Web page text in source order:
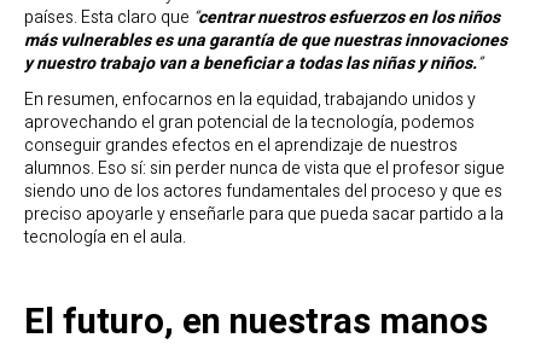
países. Esta claro que “centrar nuestros esfuerzos en los niños
más vulnerables es una garantía de que nuestras innovaciones
y nuestro trabajo van a beneficiar a todas las niñas y niños.”
En resumen, enfocarnos en la equidad, trabajando unidos y
aprovechando el gran potencial de la tecnología, podemos
conseguir grandes efectos en el aprendizaje de nuestros
alumnos. Eso sí: sin perder nunca de vista que el profesor sigue
siendo uno de los actores fundamentales del proceso y que es
preciso apoyarle y enseñarle para que pueda sacar partido a la
tecnología en el aula.
El futuro, en nuestras manos